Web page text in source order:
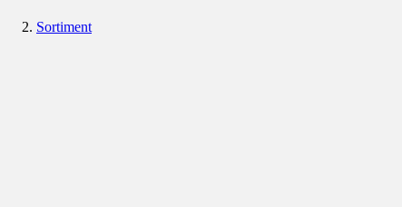
Sortiment